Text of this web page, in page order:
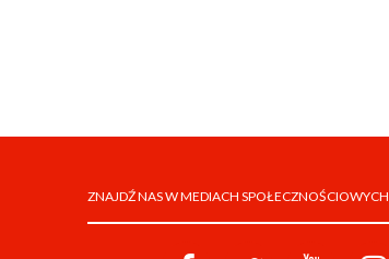
ZNAJDŹ NAS W MEDIACH SPOŁECZNOŚCIOWYCH